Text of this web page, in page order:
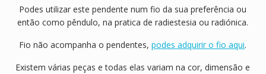
Podes utilizar este pendente num fio da sua preferência ou
então como pêndulo, na pratica de radiestesia ou radiónica.
Fio não acompanha o pendentes,podes adquirir o fio aqui.
Existem várias peças e todas elas variam na cor, dimensão e